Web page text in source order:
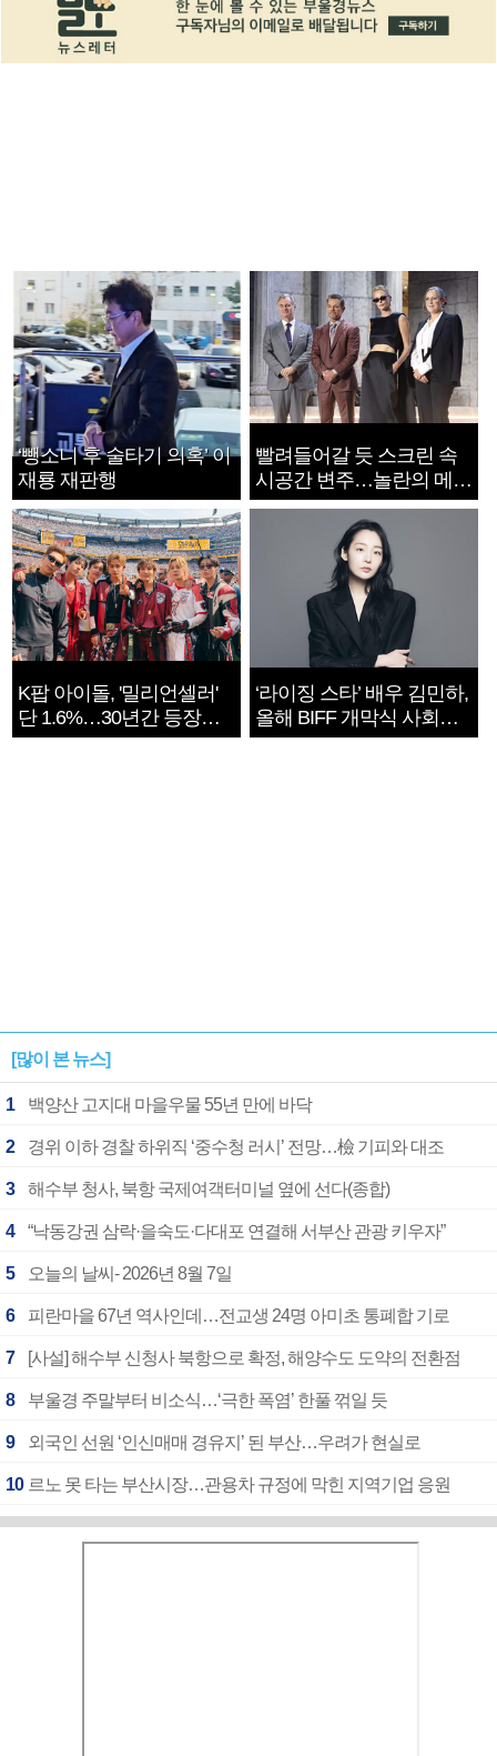
‘뺑소니 후 술타기 의혹’ 이
재룡 재판행
빨려들어갈 듯 스크린 속
시공간 변주…놀란의 메시
지는 ‘전쟁 속죄’
K팝 아이돌, '밀리언셀러'
단 1.6%…30년간 등장
1182개팀 전수조사
‘라이징 스타’ 배우 김민하,
올해 BIFF 개막식 사회자
확정
[많이 본 뉴스]
1 백양산 고지대 마을우물 55년 만에 바닥
2 경위 이하 경찰 하위직 ‘중수청 러시’ 전망…檢 기피와 대조
3 해수부 청사, 북항 국제여객터미널 옆에 선다(종합)
4 “낙동강권 삼락·을숙도·다대포 연결해 서부산 관광 키우자”
5 오늘의 날씨- 2026년 8월 7일
6 피란마을 67년 역사인데…전교생 24명 아미초 통폐합 기로
7 [사설] 해수부 신청사 북항으로 확정, 해양수도 도약의 전환점
8 부울경 주말부터 비소식…‘극한 폭염’ 한풀 꺾일 듯
9 외국인 선원 ‘인신매매 경유지’ 된 부산…우려가 현실로
10 르노 못 타는 부산시장…관용차 규정에 막힌 지역기업 응원